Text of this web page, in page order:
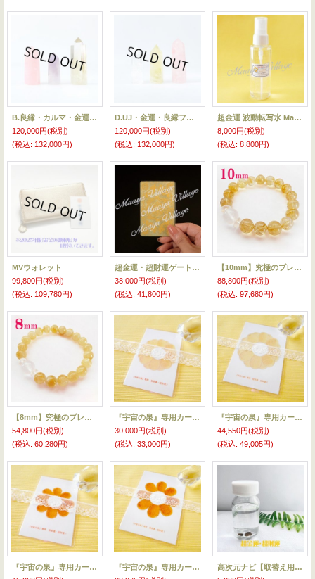
B.良縁・カルマ・金運フロッピー 六角柱３本セット
120,000円(税別)
(税込: 132,000円)
D.UJ・金運・良縁フロッピー 六角柱３本セット
120,000円(税別)
(税込: 132,000円)
超金運 波動転写水 Maayaミスティ
8,000円(税別)
(税込: 8,800円)
MVウォレット
99,800円(税別)
(税込: 109,780円)
超金運・超財運ゲートシステム
38,000円(税別)
(税込: 41,800円)
【10mm】究極のブレスレット！超金運・超財運 suprême1
88,800円(税別)
(税込: 97,680円)
【8mm】究極のブレスレット！超金運・超財運 suprême2
54,800円(税別)
(税込: 60,280円)
『宇宙の泉』専用カード2〜超金運・超財運〜（S）
30,000円(税別)
(税込: 33,000円)
『宇宙の泉』専用カード2〜超金運・超財運〜（M）
44,550円(税別)
(税込: 49,005円)
『宇宙の泉』専用カード1〜超金運・超財運〜（S）
『宇宙の泉』専用カード1〜超金運・超財運〜（M）
高次元ナビ【取替え用】超金運・超財運